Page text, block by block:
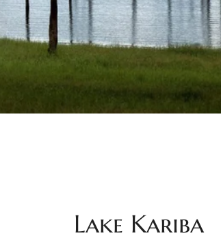
Lake Kariba